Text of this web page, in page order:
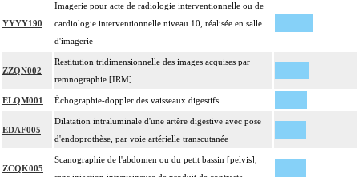
YYYY190
Imagerie pour acte de radiologie interventionnelle ou de
cardiologie interventionnelle niveau 10, réalisée en salle
d'imagerie
ZZQN002
Restitution tridimensionnelle des images acquises par
remnographie [IRM]
ELQM001 Échographie-doppler des vaisseaux digestifs
EDAF005
Dilatation intraluminale d'une artère digestive avec pose
d'endoprothèse, par voie artérielle transcutanée
ZCQK005
Scanographie de l'abdomen ou du petit bassin [pelvis],